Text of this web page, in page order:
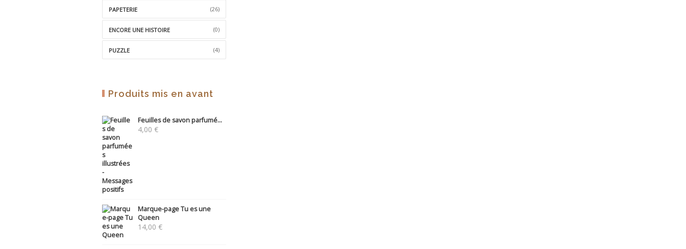
PAPETERIE (26)
ENCORE UNE HISTOIRE (0)
PUZZLE (4)
Produits mis en avant
Feuilles de savon parfumé...
4,00 €
Marque-page Tu es une
Queen
14,00 €